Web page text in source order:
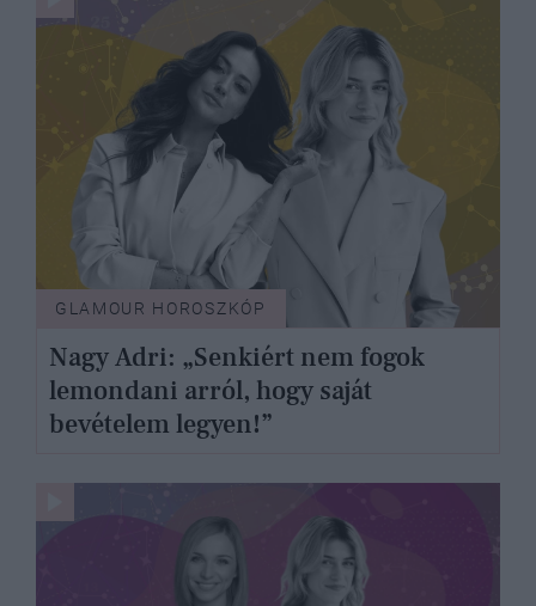
GLAMOUR HOROSZKÓP
Nagy Adri: „Senkiért nem fogok
lemondani arról, hogy saját
bevételem legyen!”